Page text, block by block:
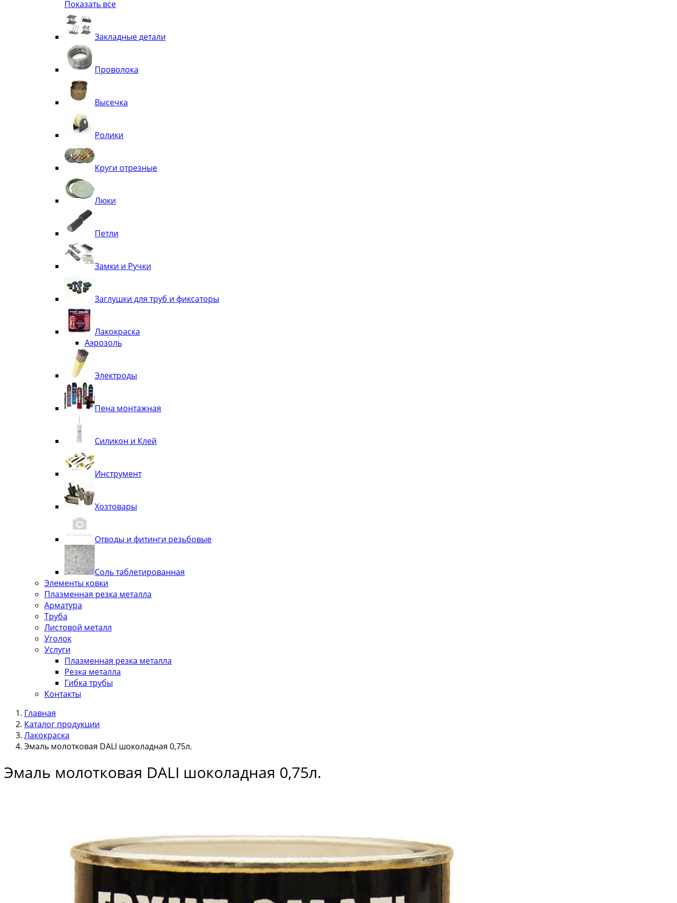
Квадрат
Труба декоративная
Элементы орнамента из квадрата, трубы
Узоры
Лавки
Показать все
Закладные детали
Проволока
Высечка
Ролики
Круги отрезные
Люки
Петли
Замки и Ручки
Заглушки для труб и фиксаторы
Лакокраска
Аэрозоль
Электроды
Пена монтажная
Силикон и Клей
Инструмент
Хозтовары
Отводы и фитинги резьбовые
Соль таблетированная
Элементы ковки
Плазменная резка металла
Арматура
Труба
Листовой металл
Уголок
Услуги
Плазменная резка металла
Резка металла
Гибка трубы
Контакты
Главная
Каталог продукции
Лакокраска
Эмаль молотковая DALI шоколадная 0,75л.
Эмаль молотковая DALI шоколадная 0,75л.